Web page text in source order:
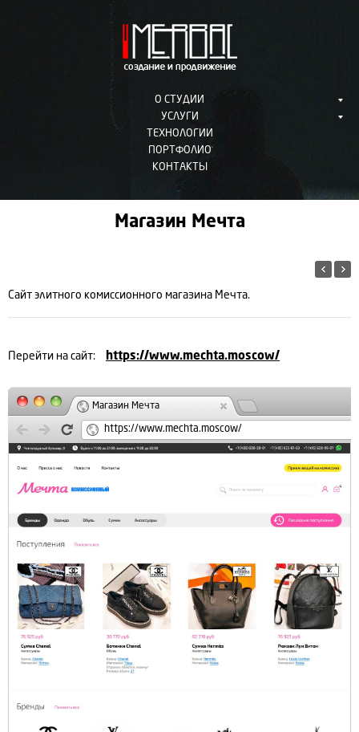
О СТУДИИ
УСЛУГИ
ТЕХНОЛОГИИ
ПОРТФОЛИО
КОНТАКТЫ
Магазин Мечта
Сайт элитного комиссионного магазина Мечта.
Перейти на сайт: https://www.mechta.moscow/
Магазин Мечта
https://www.mechta.moscow/